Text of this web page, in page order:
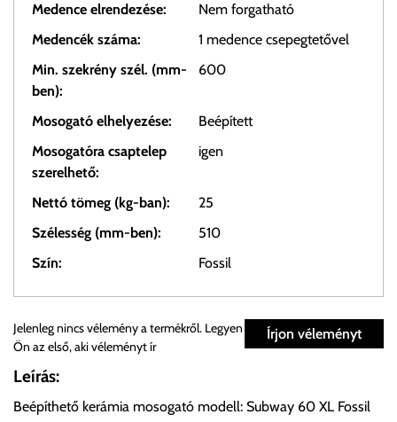
Medence elrendezése:
Nem forgatható
Medencék száma:
1 medence csepegtetővel
Min. szekrény szél. (mm-
ben):
600
Mosogató elhelyezése:
Beépített
Mosogatóra csaptelep
szerelhető:
igen
Nettó tömeg (kg-ban):
25
Szélesség (mm-ben):
510
Szín:
Fossil
Személyes átvétel:
Önnek lehetősége van rendelését a beérkezést követően
ingyenesen átvenni Budapesti Cégcsoportunk Stúdiójában
előre egyeztetett időpontban.
Írjon véleményt
Jelenleg nincs vélemény a termékről. Legyen
Ön az első, aki véleményt ír
Leírás:
Beépíthető kerámia mosogató modell: Subway 60 XL Fossil